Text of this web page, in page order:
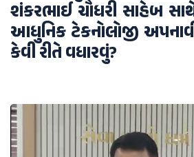
શંકરભાઈ ચૌધરી સાહેબ
આધુનિક ટેકનોલોજી
કેવી રીતે વધારવું?